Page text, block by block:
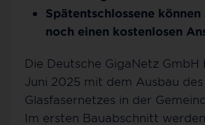
Spätentschlossene
noch einen kostenlosen
Die Deutsche GigaNetz GmbH
Juni 2025 mit dem Ausbau des
Glasfasernetzes in der
Im ersten Bauabschnitt